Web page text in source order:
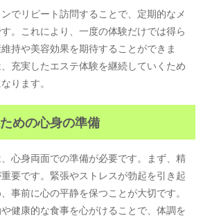
でリピート訪問することで、定期的なメ
。これにより、一度の体験だけでは得ら
持や美容効果を期待することができま
充実したエステ体験を継続していくため
ります。
めの心身の準備
心身両面での準備が必要です。まず、精
要です。緊張やストレスが勃起を引き起
事前に心の平静を保つことが大切です。
健康的な食事を心がけることで、体調を